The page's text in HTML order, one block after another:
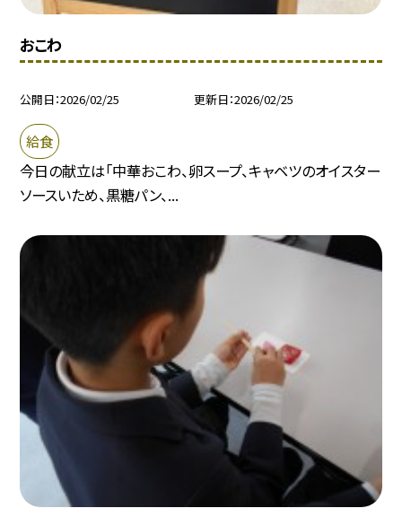
おこわ
公開日 2026/02/25 更新日 2026/02/25
給食
今日の献立は「中華おこわ、卵スープ、キャベツのオイスター
ソースいため、黒糖パン、...